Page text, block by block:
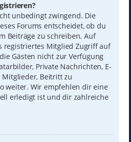
unbedingt zwingend. Die
Forums entscheidet, ob du
Beiträge zu schreiben. Auf
registriertes Mitglied Zugriff auf
Gästen nicht zur Verfügung
Private Nachrichten, E-
Mitglieder, Beitritt zu
weiter. Wir empfehlen dir eine
erledigt ist und dir zahlreiche